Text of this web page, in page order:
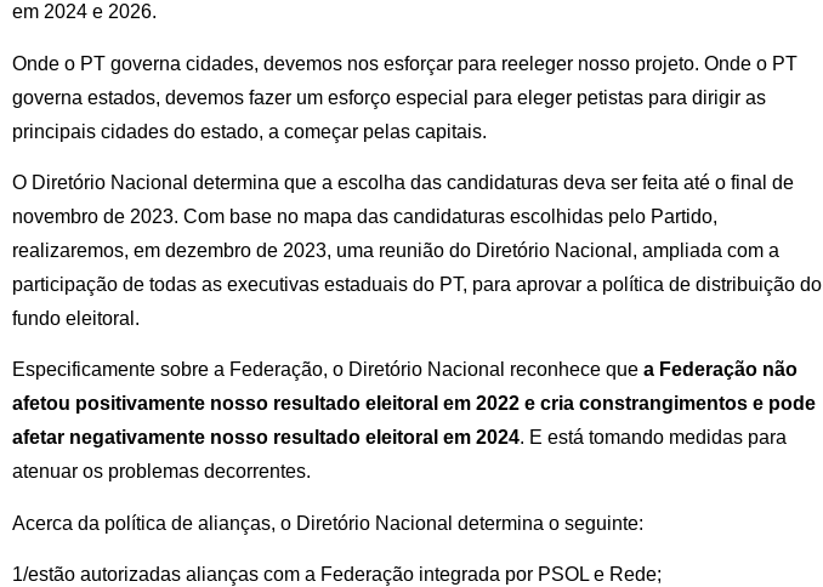
em 2024 e 2026.
Onde o PT governa cidades, devemos nos esforçar para reeleger nosso projeto. Onde o PT
governa estados, devemos fazer um esforço especial para eleger petistas para dirigir as
principais cidades do estado, a começar pelas capitais.
O Diretório Nacional determina que a escolha das candidaturas deva ser feita até o final de
novembro de 2023. Com base no mapa das candidaturas escolhidas pelo Partido,
realizaremos, em dezembro de 2023, uma reunião do Diretório Nacional, ampliada com a
participação de todas as executivas estaduais do PT, para aprovar a política de distribuição do
fundo eleitoral.
Especificamente sobre a Federação, o Diretório Nacional reconhece que a Federação não
afetou positivamente nosso resultado eleitoral em 2022 e cria constrangimentos e pode
afetar negativamente nosso resultado eleitoral em 2024. E está tomando medidas para
atenuar os problemas decorrentes.
Acerca da política de alianças, o Diretório Nacional determina o seguinte:
1/estão autorizadas alianças com a Federação integrada por PSOL e Rede;